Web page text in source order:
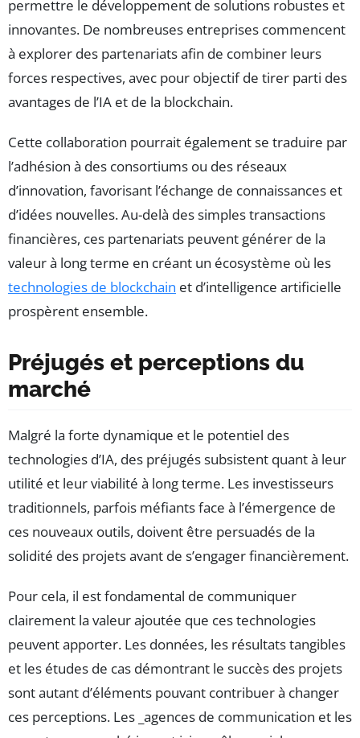
permettre le développement de solutions robustes et
innovantes. De nombreuses entreprises commencent
à explorer des partenariats afin de combiner leurs
forces respectives, avec pour objectif de tirer parti des
avantages de l’IA et de la blockchain.
Cette collaboration pourrait également se traduire par
l’adhésion à des consortiums ou des réseaux
d’innovation, favorisant l’échange de connaissances et
d’idées nouvelles. Au-delà des simples transactions
financières, ces partenariats peuvent générer de la
valeur à long terme en créant un écosystème où les
technologies de blockchain et d’intelligence artificielle
prospèrent ensemble.
Préjugés et perceptions du
marché
Malgré la forte dynamique et le potentiel des
technologies d’IA, des préjugés subsistent quant à leur
utilité et leur viabilité à long terme. Les investisseurs
traditionnels, parfois méfiants face à l’émergence de
ces nouveaux outils, doivent être persuadés de la
solidité des projets avant de s’engager financièrement.
Pour cela, il est fondamental de communiquer
clairement la valeur ajoutée que ces technologies
peuvent apporter. Les données, les résultats tangibles
et les études de cas démontrant le succès des projets
sont autant d’éléments pouvant contribuer à changer
ces perceptions. Les _agences de communication et les